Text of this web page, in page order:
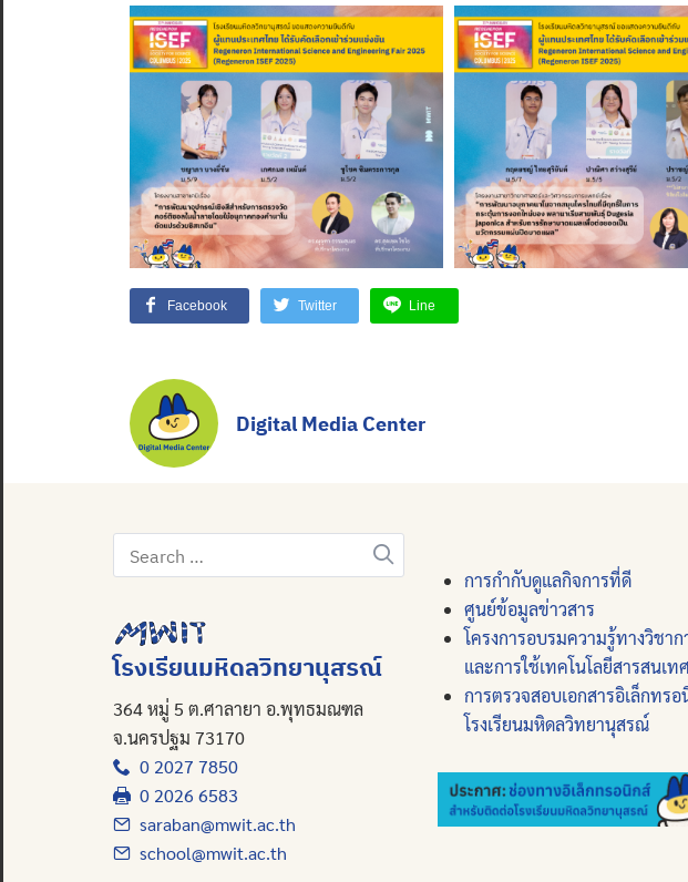
Facebook Twitter Line
Digital Media Center
Search
for:
โรงเรียนมหิดลวิทยานุสรณ์
364 หมู่ 5 ต.ศาลายา อ.พุทธมณฑล
จ.นครปฐม 73170
0 2027 7850
0 2026 6583
saraban@mwit.ac.th
school@mwit.ac.th
การกำกับดูแลกิจการที่ดี
ศูนย์ข้อมูลข่าวสาร
โครงการอบรมความรู้ทางวิชาก
และการใช้เทคโนโลยีสารสนเทศ
การตรวจสอบเอกสารอิเล็กทรอ
โรงเรียนมหิดลวิทยานุสรณ์